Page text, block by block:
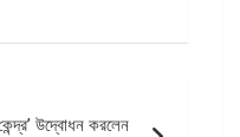
উদ্বোধন করলেন